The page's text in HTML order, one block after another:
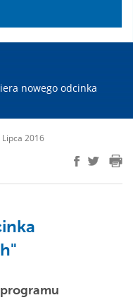
nowego odcinka
Lipca 2016